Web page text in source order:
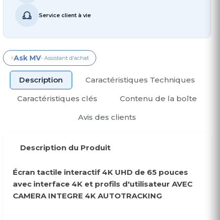
Service client à vie
⚡Ask MV- Assistant d'achat
Description
Caractéristiques Techniques
Caractéristiques clés
Contenu de la boîte
Avis des clients
Description du Produit
Écran tactile interactif 4K UHD de 65 pouces
avec interface 4K et profils d'utilisateur AVEC
CAMERA INTEGRE 4K AUTOTRACKING